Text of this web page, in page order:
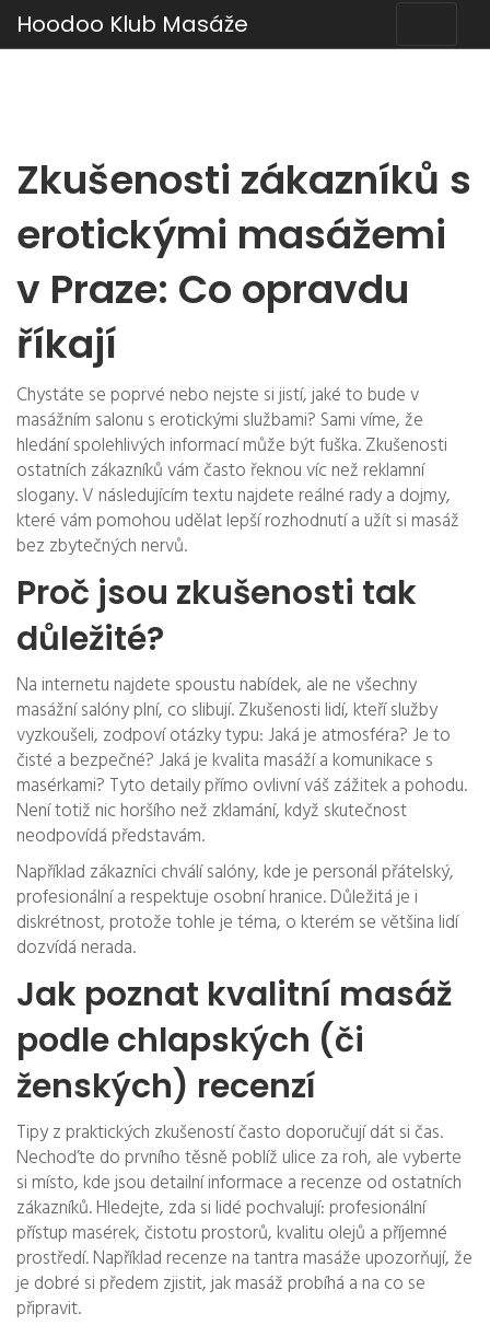
Hoodoo Klub Masáže
Zkušenosti zákazníků s
erotickými masážemi
v Praze: Co opravdu
říkají
Chystáte se poprvé nebo nejste si jistí, jaké to bude v
masážním salonu s erotickými službami? Sami víme, že
hledání spolehlivých informací může být fuška. Zkušenosti
ostatních zákazníků vám často řeknou víc než reklamní
slogany. V následujícím textu najdete reálné rady a dojmy,
které vám pomohou udělat lepší rozhodnutí a užít si masáž
bez zbytečných nervů.
Proč jsou zkušenosti tak
důležité?
Na internetu najdete spoustu nabídek, ale ne všechny
masážní salóny plní, co slibují. Zkušenosti lidí, kteří služby
vyzkoušeli, zodpoví otázky typu: Jaká je atmosféra? Je to
čisté a bezpečné? Jaká je kvalita masáží a komunikace s
masérkami? Tyto detaily přímo ovlivní váš zážitek a pohodu.
Není totiž nic horšího než zklamání, když skutečnost
neodpovídá představám.
Například zákazníci chválí salóny, kde je personál přátelský,
profesionální a respektuje osobní hranice. Důležitá je i
diskrétnost, protože tohle je téma, o kterém se většina lidí
dozvídá nerada.
Jak poznat kvalitní masáž
podle chlapských (či
ženských) recenzí
Tipy z praktických zkušeností často doporučují dát si čas.
Nechoďte do prvního těsně poblíž ulice za roh, ale vyberte
si místo, kde jsou detailní informace a recenze od ostatních
zákazníků. Hledejte, zda si lidé pochvalují: profesionální
přístup masérek, čistotu prostorů, kvalitu olejů a příjemné
prostředí. Například recenze na tantra masáže upozorňují, že
je dobré si předem zjistit, jak masáž probíhá a na co se
připravit.